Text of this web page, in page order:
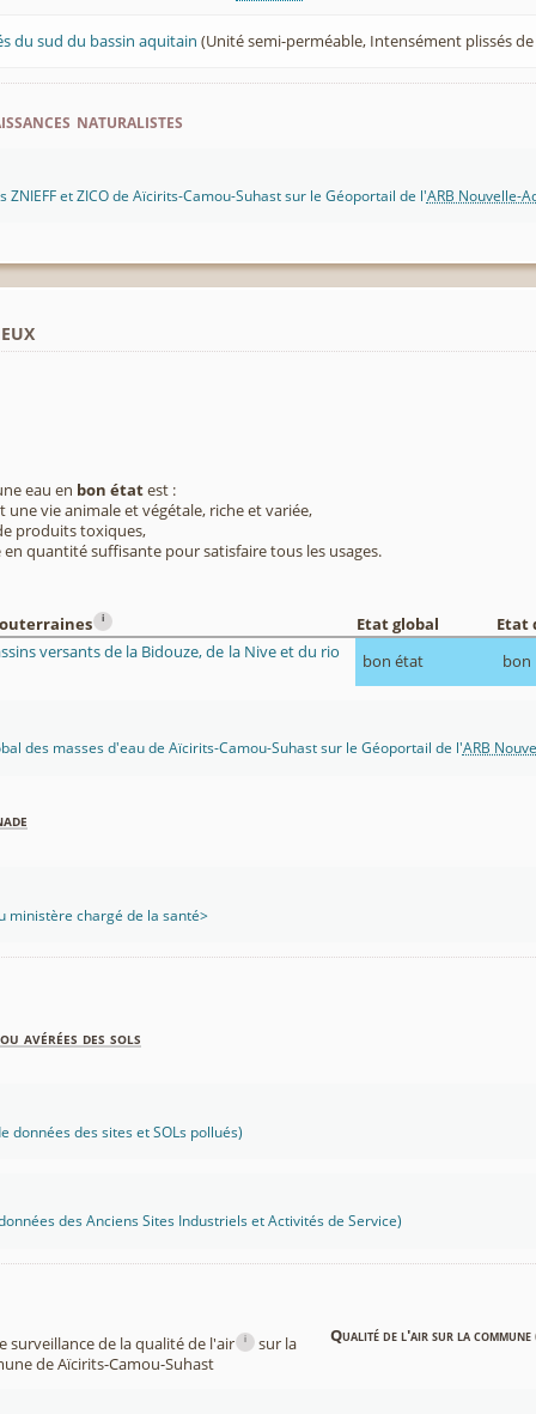
du sud du bassin aquitain (Unité semi-perméable, Intensément plissés
naturalistes
ZNIEFF et ZICO de Aïcirits-Camou-Suhast sur le Géoportail de l'ARB Nouvelle-
eau en bon étatest :
une vie animale et végétale, riche et variée,
produits toxiques,
quantité suffisante pour satisfaire tous les usages.
i Etat global
Etat
versants de la Bidouze, de la Nive et du rio
bon état bon
des masses d'eau de Aïcirits-Camou-Suhast sur le Géoportail de l'ARB
ministère chargé de la santé>
avérées des sols
données des sites et SOLs pollués)
des Anciens Sites Industriels et Activités de Service)
surveillance de la qualité de l'air i
sur la
de Aïcirits-Camou-Suhast
Qualité de l'air sur la commune